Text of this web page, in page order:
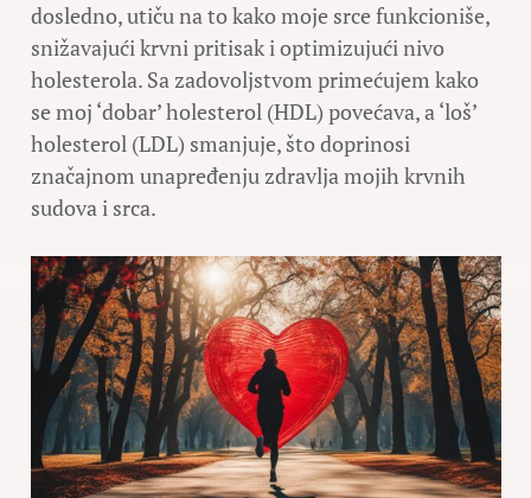
dosledno, utiču na to kako moje srce funkcioniše,
snižavajući krvni pritisak i optimizujući nivo
holesterola. Sa zadovoljstvom primećujem kako
se moj ‘dobar’ holesterol (HDL) povećava, a ‘loš’
holesterol (LDL) smanjuje, što doprinosi
značajnom unapređenju zdravlja mojih krvnih
sudova i srca.